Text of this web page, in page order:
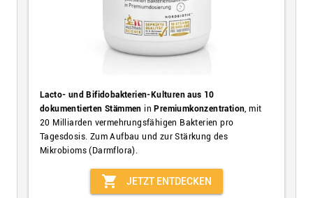
Lacto- und Bifidobakterien-Kulturen aus 10
dokumentierten Stämmen inPremiumkonzentration, mit
20 Milliarden vermehrungsfähigen Bakterien pro
Tagesdosis. Zum Aufbau und zur Stärkung des
Mikrobioms (Darmflora).
shopping_cart JETZT ENTDECKEN